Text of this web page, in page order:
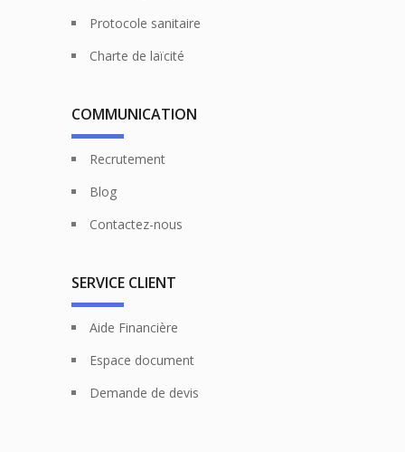
Protocole sanitaire
Charte de laïcité
COMMUNICATION
Recrutement
Blog
Contactez-nous
SERVICE CLIENT
Aide Financière
Espace document
Demande de devis